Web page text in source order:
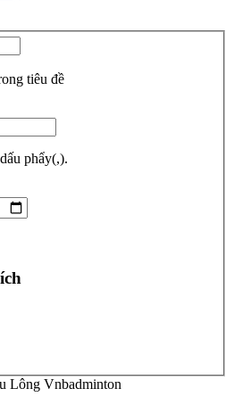
tiêu đề
phẩy(,).
Lông Vnbadminton